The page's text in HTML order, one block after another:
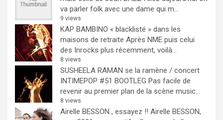
va parler folk avec une dame qui m...
9 views
KAP BAMBINO « blacklisté » dans les
maisons de retraite Après NME puis celui
des Inrocks plus récemment, voilà...
8 views
SUSHEELA RAMAN se la ramène / concert
INTIMEPOP #51 BOOTLEG Pas facile de
revenir au premier plan de la scène music...
8 views
Airelle BESSON , essayez !! Airelle BESSON,